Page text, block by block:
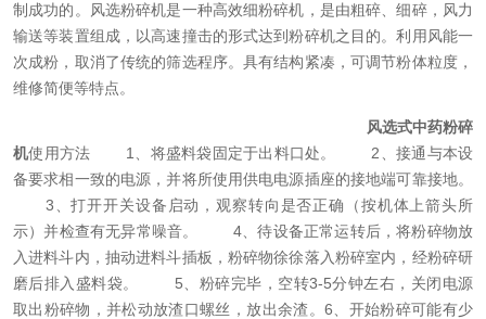
制成功的。风选粉碎机是一种高效细粉碎机，是由粗碎、细碎，风力
输送等装置组成，以高速撞击的形式达到粉碎机之目的。利用风能一
次成粉，取消了传统的筛选程序。具有结构紧凑，可调节粉体粒度，
维修简便等特点。
风选式中药粉碎
机使用方法 1、将盛料袋固定于出料口处。
2、接通与本设
备要求相一致的电源，并将所使用供电电源插座的接地端可靠接地。
3、打开开关设备启动，观察转向是否正确（按机体上箭头所
示）并检查有无异常噪音。
4、待设备正常运转后，将粉碎物放
入进料斗内，抽动进料斗插板，粉碎物徐徐落入粉碎室内，经粉碎研
磨后排入盛料袋。
5、粉碎完毕，空转3-5分钟左右，关闭电源
取出粉碎物，并松动放渣口螺丝，放出余渣。6、开始粉碎可能有少